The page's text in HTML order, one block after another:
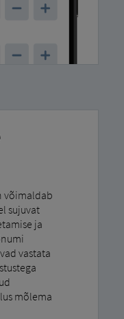
võimaldab
sujuvat
ja
vastata
mõlema